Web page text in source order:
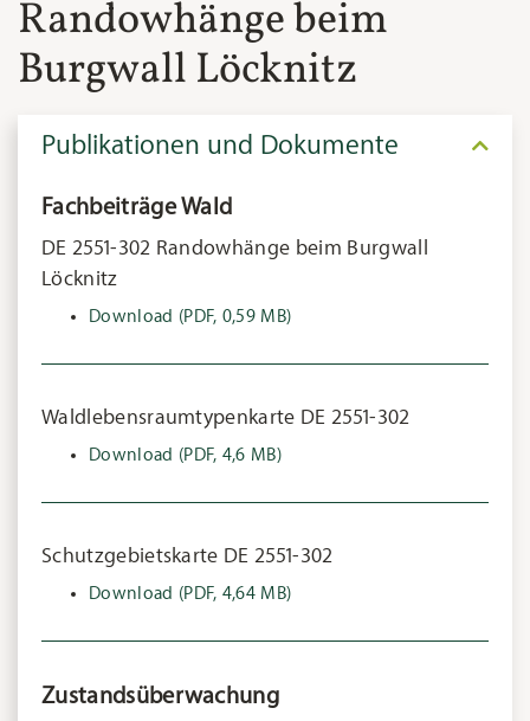
Randowhänge beim
Burgwall Löcknitz
Publikationen und Dokumente
Fachbeiträge Wald
DE 2551-302 Randowhänge beim Burgwall
Löcknitz
Download (PDF, 0,59 MB)
Waldlebensraumtypenkarte DE 2551-302
Download (PDF, 4,6 MB)
Schutzgebietskarte DE 2551-302
Download (PDF, 4,64 MB)
Zustandsüberwachung